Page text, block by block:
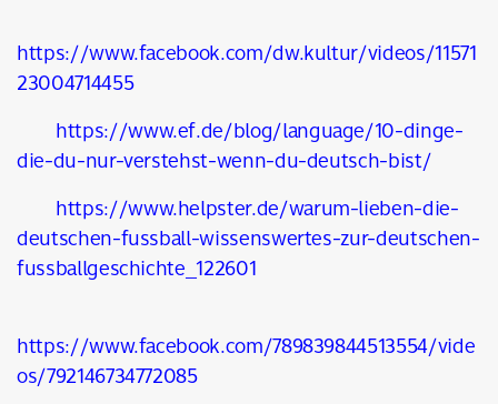
https://www.facebook.com/dw.kultur/videos/11571
23004714455
https://www.ef.de/blog/language/10-dinge-
die-du-nur-verstehst-wenn-du-deutsch-bist/
https://www.helpster.de/warum-lieben-die-
deutschen-fussball-wissenswertes-zur-deutschen-
fussballgeschichte_122601
https://www.facebook.com/789839844513554/vide
os/792146734772085